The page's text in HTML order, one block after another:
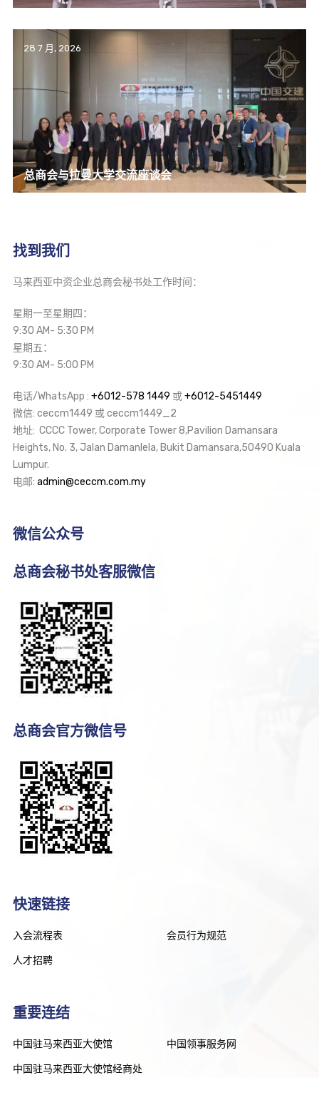
28 7 月, 2026
总商会与拉曼大学交流座谈会
找到我们
马来西亚中资企业总商会秘书处工作时间：
星期一至星期四：
9:30 AM- 5:30 PM
星期五：
9:30 AM- 5:00 PM
电话/WhatsApp : +6012-578 1449 或+6012-5451449
微信: ceccm1449 或 ceccm1449_2
地址: CCCC Tower, Corporate Tower 8,Pavilion Damansara
Heights, No. 3, Jalan Damanlela, Bukit Damansara,50490 Kuala
Lumpur.
电邮: admin@ceccm.com.my
微信公众号
总商会秘书处客服微信
总商会官方微信号
快速链接
入会流程表 会员行为规范
人才招聘
重要连结
中国驻马来西亚大使馆 中国领事服务网
中国驻马来西亚大使馆经商处